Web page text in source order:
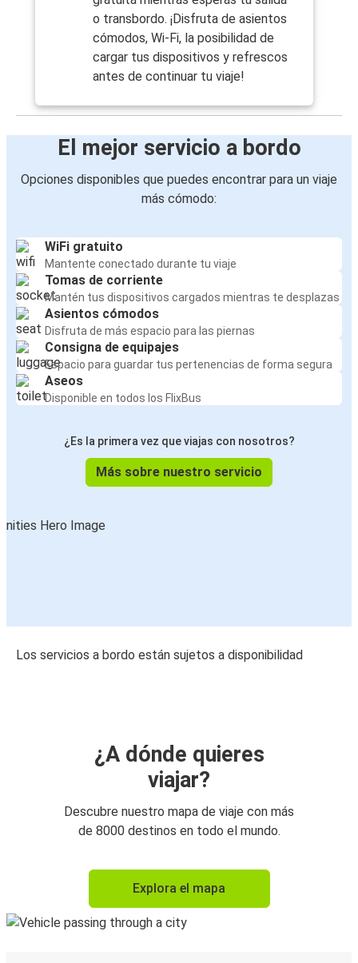
o transbordo. ¡Disfruta de asientos
cómodos, Wi-Fi, la posibilidad de
cargar tus dispositivos y refrescos
antes de continuar tu viaje!
El mejor servicio a bordo
Opciones disponibles que puedes encontrar para un viaje
más cómodo:
WiFi gratuito
Mantente conectado durante tu viaje
Tomas de corriente
Mantén tus dispositivos cargados mientras te desplazas
Asientos cómodos
Disfruta de más espacio para las piernas
Consigna de equipajes
Espacio para guardar tus pertenencias de forma segura
Aseos
Disponible en todos los FlixBus
¿Es la primera vez que viajas con nosotros?
Más sobre nuestro servicio
Los servicios a bordo están sujetos a disponibilidad
¿A dónde quieres
viajar?
Descubre nuestro mapa de viaje con más
de 8000 destinos en todo el mundo.
Explora el mapa